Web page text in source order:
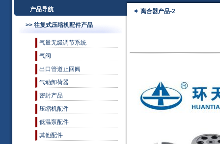
产品导航
离合器产品-2
>> 往复式压缩机配件产品
气量无级调节系统
气阀
出口管道止回阀
气动卸荷器
密封产品
压缩机配件
低温泵配件
其他配件